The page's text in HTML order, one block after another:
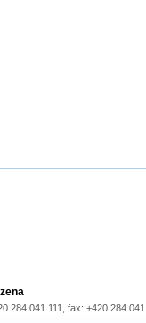
284 041 111, fax: +420 284